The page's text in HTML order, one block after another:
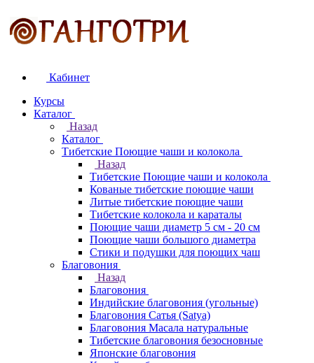
Кабинет
Курсы
Каталог
Назад
Каталог
Тибетские Поющие чаши и колокола
Назад
Тибетские Поющие чаши и колокола
Кованые тибетские поющие чаши
Литые тибетские поющие чаши
Тибетские колокола и караталы
Поющие чаши диаметр 5 см - 20 см
Поющие чаши большого диаметра
Стики и подушки для поющих чаш
Благовония
Назад
Благовония
Индийские благовония (угольные)
Благовония Сатья (Satya)
Благовония Масала натуральные
Тибетские благовония безосновные
Японские благовония